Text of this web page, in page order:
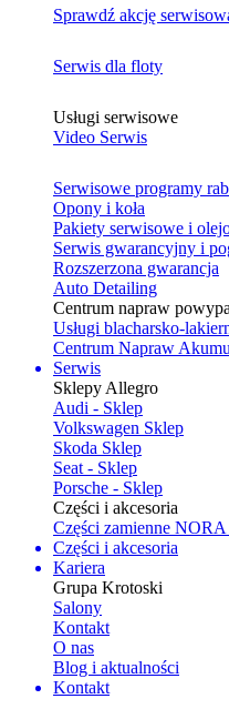
Sprawdź akcję
Serwis dla floty
Usługi serwisowe
Video Serwis
Serwisowe programy
Opony i koła
Pakiety serwisowe i
Serwis gwarancyjny i
Rozszerzona gwarancja
Auto Detailing
Centrum napraw
Usługi blacharsko-
Centrum Napraw
Serwis
Sklepy Allegro
Audi - Sklep
Volkswagen Sklep
Skoda Sklep
Seat - Sklep
Porsche - Sklep
Części i akcesoria
Części zamienne
Części i akcesoria
Kariera
Grupa Krotoski
Salony
Kontakt
O nas
Blog i aktualności
Kontakt